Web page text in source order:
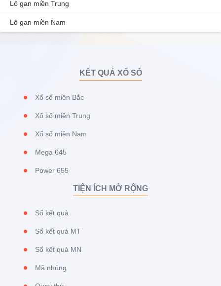
Lô gan miền Trung
Lô gan miền Nam
KẾT QUẢ XỔ SỐ
Xổ số miền Bắc
Xổ số miền Trung
Xổ số miền Nam
Mega 645
Power 655
TIỆN ÍCH MỞ RỘNG
Sổ kết quả
Sổ kết quả MT
Sổ kết quả MN
Mã nhúng